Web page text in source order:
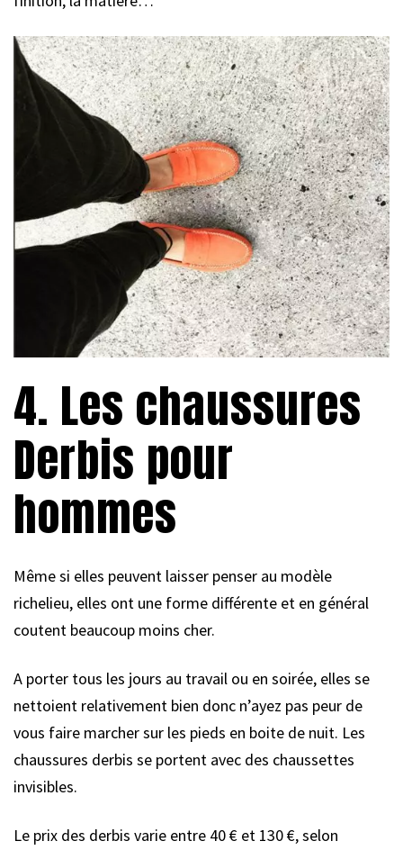
4. Les chaussures
Derbis pour
hommes
Même si elles peuvent laisser penser au modèle
richelieu, elles ont une forme différente et en général
coutent beaucoup moins cher.
A porter tous les jours au travail ou en soirée, elles se
nettoient relativement bien donc n’ayez pas peur de
vous faire marcher sur les pieds en boite de nuit. Les
chaussures derbis se portent avec des chaussettes
invisibles.
Le prix des derbis varie entre 40 € et 130 €, selon